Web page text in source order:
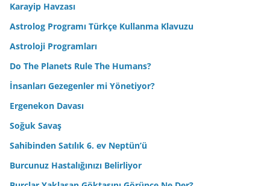
Karayip Havzası
Astrolog Programı Türkçe Kullanma Klavuzu
Astroloji Programları
Do The Planets Rule The Humans?
İnsanları Gezegenler mi Yönetiyor?
Ergenekon Davası
Soğuk Savaş
Sahibinden Satılık 6. ev Neptün’ü
Burcunuz Hastalığınızı Belirliyor